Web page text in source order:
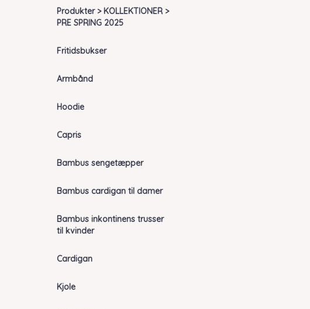
Produkter > KOLLEKTIONER >
PRE SPRING 2025
Fritidsbukser
Armbånd
Hoodie
Capris
Bambus sengetæpper
Bambus cardigan til damer
Bambus inkontinens trusser
til kvinder
Cardigan
Kjole